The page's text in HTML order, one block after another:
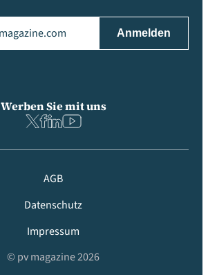
Werben Sie mit uns
AGB
Datenschutz
Impressum
© pv magazine 2026